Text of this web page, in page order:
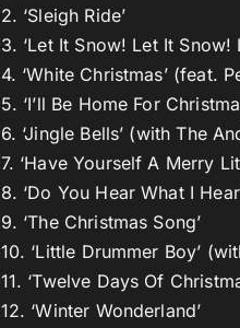
2. ‘Sleigh Ride’
3. ‘Let It Snow! Let It Snow!
4. ‘White Christmas’ (feat.
5. ‘I’ll Be Home For
6. ‘Jingle Bells’ (with The
7. ‘Have Yourself A Merry
8. ‘Do You Hear What I
9. ‘The Christmas Song’
10. ‘Little Drummer Boy’
11. ‘Twelve Days Of
12. ‘Winter Wonderland’